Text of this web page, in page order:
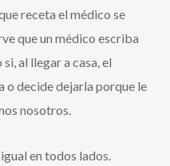
receta el médico se
que un médico escriba
al llegar a casa, el
o decide dejarla porque le
nosotros.
en todos lados.